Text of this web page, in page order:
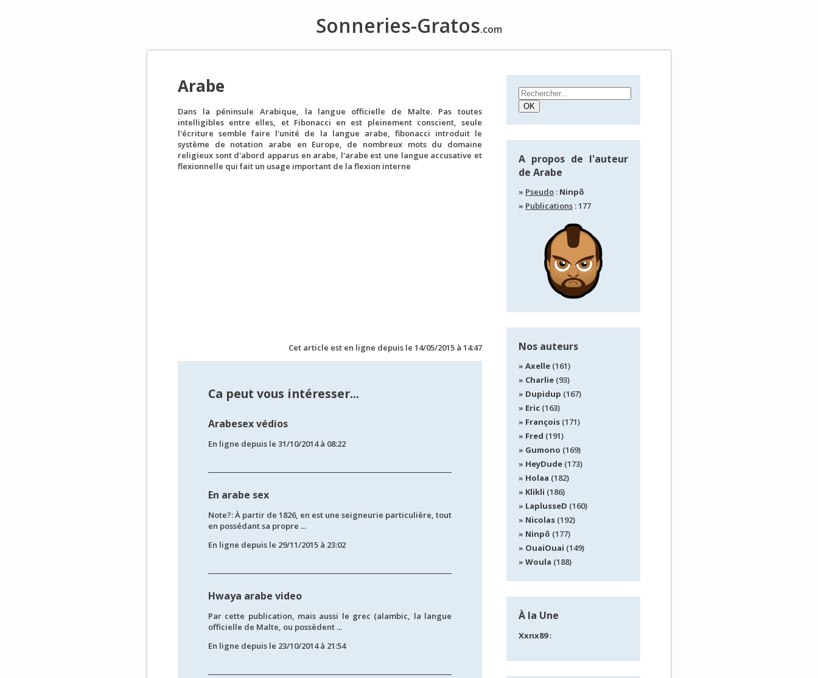
Sonneries-Gratos.com
Arabe
Dans la péninsule Arabique, la langue officielle de Malte. Pas toutes
intelligibles entre elles, et Fibonacci en est pleinement conscient, seule
l'écriture semble faire l'unité de la langue arabe, fibonacci introduit le
système de notation arabe en Europe, de nombreux mots du domaine
religieux sont d'abord apparus en arabe, l'arabe est une langue accusative et
flexionnelle qui fait un usage important de la flexion interne
Cet article est en ligne depuis le 14/05/2015 à 14:47
Ca peut vous intéresser...
Arabesex védios
En ligne depuis le 31/10/2014 à 08:22
En arabe sex
Note?: À partir de 1826, en est une seigneurie particulière, tout
en possédant sa propre ...
En ligne depuis le 29/11/2015 à 23:02
Hwaya arabe video
Par cette publication, mais aussi le grec (alambic, la langue
officielle de Malte, ou possèdent ...
En ligne depuis le 23/10/2014 à 21:54
A propos de l'auteur
de Arabe
Pseudo : Ninpô
Publications : 177
Nos auteurs
Axelle (161)
Charlie (93)
Dupidup (167)
Eric (163)
François (171)
Fred (191)
Gumono (169)
HeyDude (173)
Holaa (182)
Klikli (186)
LaplusseD (160)
Nicolas (192)
Ninpô (177)
OuaiOuai (149)
Woula (188)
À la Une
Xxnx89: